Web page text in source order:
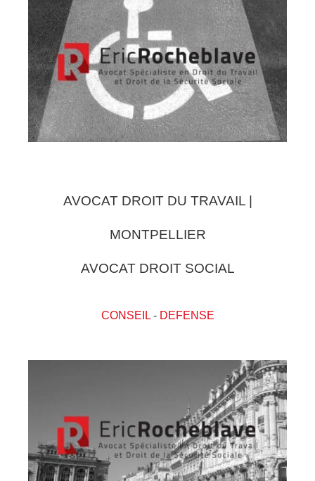
AVOCAT DROIT DU TRAVAIL |
MONTPELLIER
AVOCAT DROIT SOCIAL
CONSEIL- DEFENSE